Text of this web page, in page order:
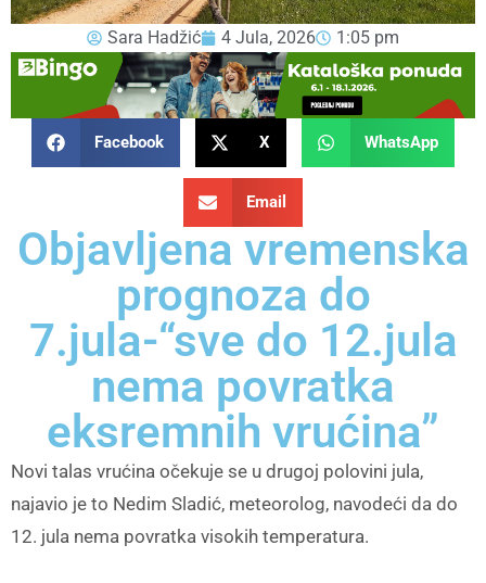
Sara Hadžić 4 Jula, 2026 1:05 pm
Facebook X WhatsApp
Email
Objavljena vremenska
prognoza do
7.jula-“sve do 12.jula
nema povratka
eksremnih vrućina”
Novi talas vrućina očekuje se u drugoj polovini jula,
najavio je to Nedim Sladić, meteorolog, navodeći da do
12. jula nema povratka visokih temperatura.